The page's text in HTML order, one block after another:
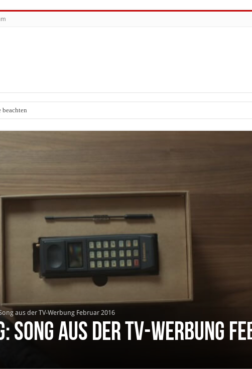
aus der TV-Werbung Februar 2016
Song aus der TV-Werbung